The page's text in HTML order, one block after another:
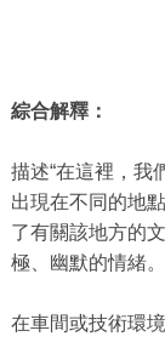
綜合解釋：
描述“在這裡，我
出現在不同的地
了有關該地方的
極、幽默的情緒。
在車間或技術環